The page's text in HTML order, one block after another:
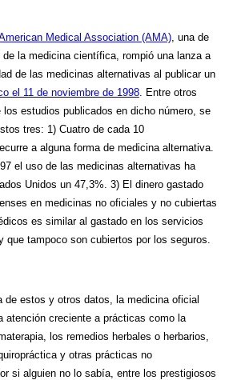
Medical Association (AMA), una de
la medicina científica, rompió una lanza a
de las medicinas alternativas al publicar un
el 11 de noviembre de 1998. Entre otros
estudios publicados en dicho número, se
tres: 1) Cuatro de cada 10
a alguna forma de medicina alternativa.
el uso de las medicinas alternativas ha
Unidos un 47,3%. 3) El dinero gastado
en medicinas no oficiales y no cubiertas
es similar al gastado en los servicios
que tampoco son cubiertos por los seguros.
de estos y otros datos, la medicina oficial
atención creciente a prácticas como la
los remedios herbales o herbarios,
y otras prácticas no
si alguien no lo sabía, entre los prestigiosos